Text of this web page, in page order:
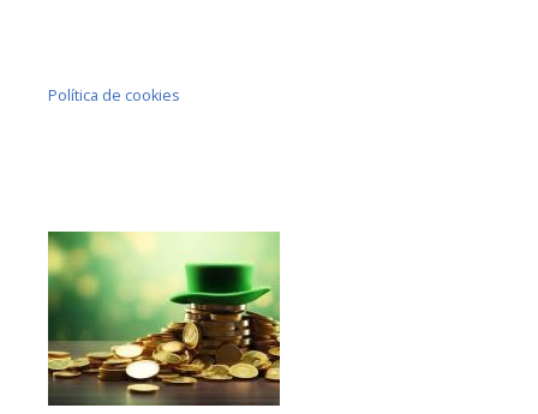
Política de cookies